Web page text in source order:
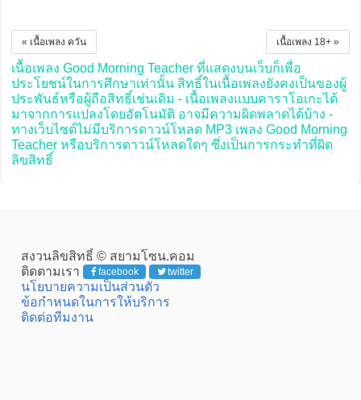
เนื้อเพลง 18+ »
« เนื้อเพลง ควัน
เนื้อเพลง Good Morning Teacher ที่แสดงบนเว็บก็เพื่อ
ประโยชน์ในการศึกษาเท่านั้น สิทธิ์ในเนื้อเพลงยังคงเป็นของผู้
ประพันธ์หรือผู้ถือสิทธิ์เช่นเดิม - เนื้อเพลงแบบคาราโอเกะได้
มาจากการแปลงโดยอัตโนมัติ อาจมีความผิดพลาดได้บ้าง -
ทางเว็บไซต์ไม่มีบริการดาวน์โหลด MP3 เพลง Good Morning
Teacher หรือบริการดาวน์โหลดใดๆ ซึ่งเป็นการกระทำที่ผิด
ลิขสิทธิ์
สงวนลิขสิทธิ์ © สยามโซน.คอม
ติดตามเรา
facebook twitter
นโยบายความเป็นส่วนตัว
ข้อกำหนดในการให้บริการ
ติดต่อทีมงาน